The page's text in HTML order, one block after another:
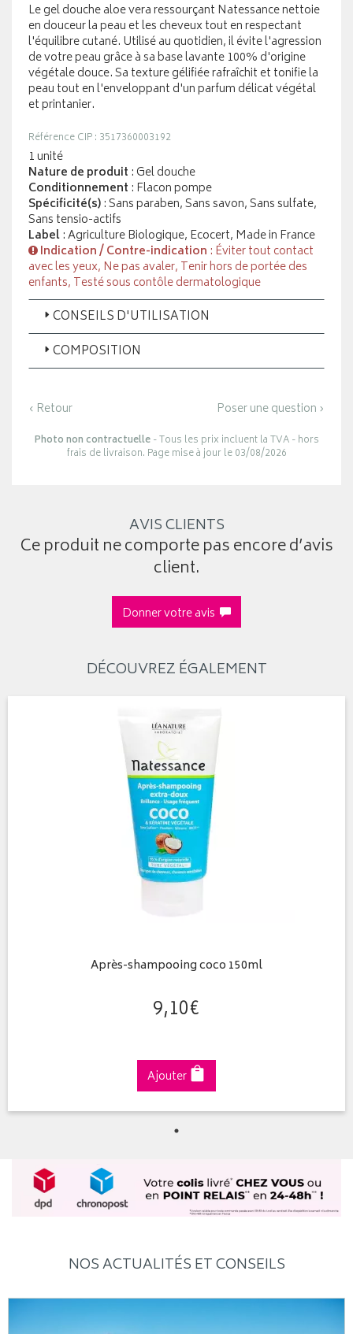
Le gel douche aloe vera ressourçant Natessance nettoie
en douceur la peau et les cheveux tout en respectant
l'équilibre cutané. Utilisé au quotidien, il évite l'agression
de votre peau grâce à sa base lavante 100% d'origine
végétale douce. Sa texture gélifiée rafraîchit et tonifie la
peau tout en l'enveloppant d'un parfum délicat végétal
et printanier.
Référence CIP : 3517360003192
1 unité
Nature de produit : Gel douche
Conditionnement : Flacon pompe
Spécificité(s): Sans paraben, Sans savon, Sans sulfate,
Sans tensio-actifs
Label: Agriculture Biologique, Ecocert, Made in France
Indication / Contre-indication : Éviter tout contact
avec les yeux, Ne pas avaler, Tenir hors de portée des
enfants, Testé sous contôle dermatologique
CONSEILS D'UTILISATION
COMPOSITION
‹ Retour Poser une question ›
Photo non contractuelle- Tous les prix incluent la TVA - hors
frais de livraison. Page mise à jour le 03/08/2026
AVIS CLIENTS
Ce produit ne comporte pas encore d’avis
client.
Donner votre avis
DÉCOUVREZ ÉGALEMENT
Après-shampooing coco 150ml
9,10€
Ajouter
NOS ACTUALITÉS ET CONSEILS